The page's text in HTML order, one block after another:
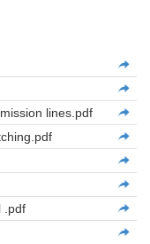
lines.pdf
.pdf